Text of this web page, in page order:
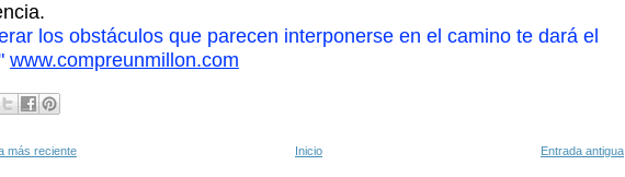
los obstáculos que parecen interponerse en el camino te dará el
www.compreunmillon.com
más reciente Entrada antigua
Inicio